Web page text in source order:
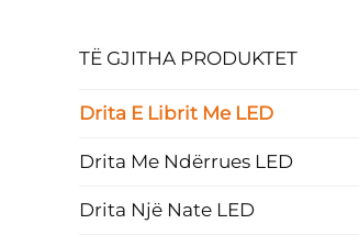
TË GJITHA PRODUKTET
Drita E Librit Me LED
Drita Me Ndërrues LED
Drita Një Nate LED